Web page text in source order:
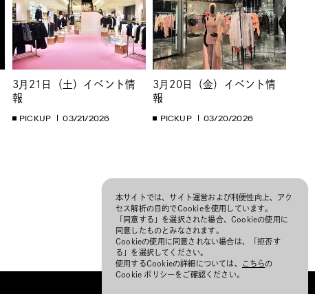
3月21日（土）イベント情
報
PICKUP 03/21/2026
3月20日（金）イベント情
報
PICKUP 03/20/2026
本サイトでは、サイト運営および利便性向上、アク
セス解析の目的でCookieを使用しています。
「同意する」を選択された場合、Cookieの使用に
同意したものとみなされます。
Cookieの使用に同意されない場合は、「拒否す
る」を選択してください。
使用するCookieの詳細については、
こちらの
Cookie ポリシーをご確認ください。